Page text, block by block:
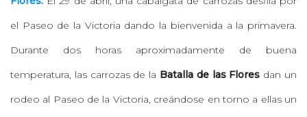
el Paseo de la Victoria dando la bienvenida a la primavera.
Durante dos horas aproximadamente de buena
temperatura, las carrozas de la Batalla de las Flores dan un
rodeo al Paseo de la Victoria, creándose en torno a ellas un